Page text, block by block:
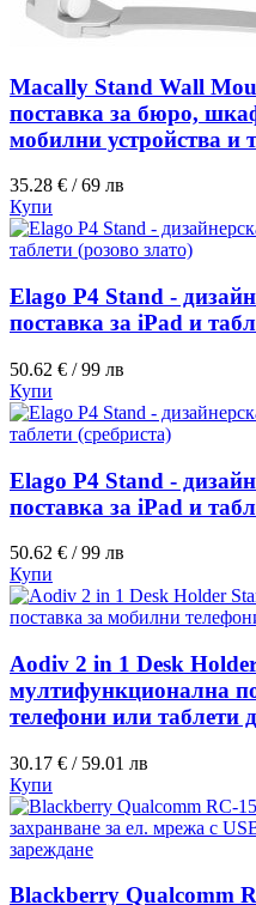
Macally Stand Wall
поставка за бюро,
мобилни устройства и
35.28 € / 69 лв
Купи
Elago P4 Stand -
поставка за iPad и
50.62 € / 99 лв
Купи
Elago P4 Stand -
поставка за iPad и
50.62 € / 99 лв
Купи
Aodiv 2 in 1 Desk
мултифункционална
телефони или таблети
30.17 € / 59.01 лв
Купи
Blackberry Qualcomm